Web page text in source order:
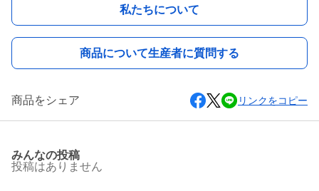
私たちについて
商品について生産者に質問する
商品をシェア リンクをコピー
みんなの投稿
投稿はありません